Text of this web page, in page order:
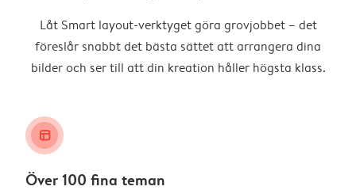
Låt Smart layout-verktyget göra grovjobbet – det
föreslår snabbt det bästa sättet att arrangera dina
bilder och ser till att din kreation håller högsta klass.
layout_alt
Över 100 fina teman